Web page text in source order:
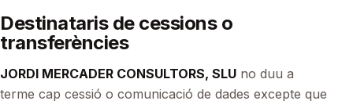
Destinataris de cessions o
transferències
JORDI MERCADER CONSULTORS, SLU no duu a
terme cap cessió o comunicació de dades excepte que